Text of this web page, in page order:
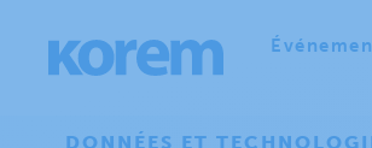
DONNÉES ET